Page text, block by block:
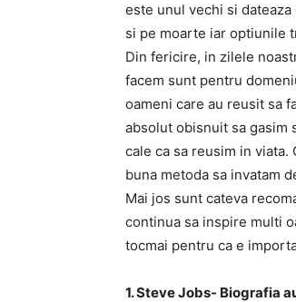
este unul vechi si
si pe moarte iar optiunile
Din fericire, in zilele
facem sunt pentru
oameni care au reusit sa
absolut obisnuit sa gasim
cale ca sa reusim in
buna metoda sa invatam
Mai jos sunt cateva
continua sa inspire multi
tocmai pentru ca e
1. Steve Jobs- Biografia